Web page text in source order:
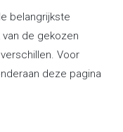
belangrijkste
de gekozen
Voor
deze pagina